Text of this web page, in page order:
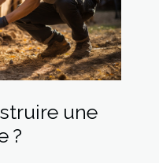
une
?